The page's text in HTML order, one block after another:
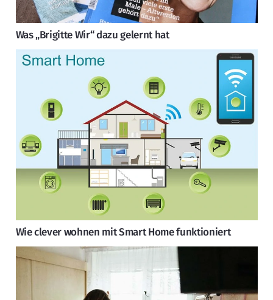
Was „Brigitte Wir“ dazu gelernt hat
Wie clever wohnen mit Smart Home funktioniert